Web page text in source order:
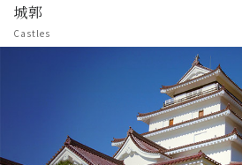
城郭
Castles